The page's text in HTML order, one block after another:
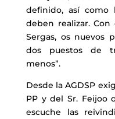
definido, así como
deben realizar. Con
Sergas, os nuevos
dos puestos de
menos”.
Desde la AGDSP
PP y del Sr. Feijoo
escuche las